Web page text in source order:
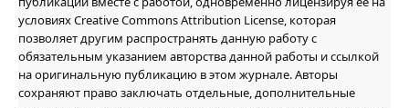
условиях Creative Commons Attribution License, которая
позволяет другим распространять данную работу с
обязательным указанием авторства данной работы и ссылкой
на оригинальную публикацию в этом журнале. Авторы
сохраняют право заключать отдельные, дополнительные